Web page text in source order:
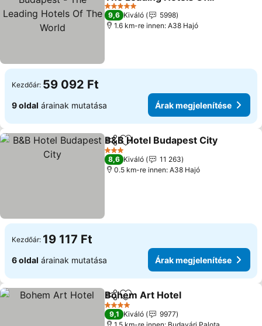
The World
5 Kategória
9,6 Kiváló
5998
1.6 km-re innen: A38 Hajó
Kezdőár: 59 092 Ft
9 oldal árainak mutatása Árak megjelenítése
Megosztás
Hozzáadás a kedvencekhez
B&B Hotel Budapest City
3 Kategória
8,6 Kiváló
11 263
0.5 km-re innen: A38 Hajó
Kezdőár: 19 117 Ft
6 oldal árainak mutatása Árak megjelenítése
Megosztás
Hozzáadás a kedvencekhez
Bohem Art Hotel
4 Kategória
9,1 Kiváló
9977